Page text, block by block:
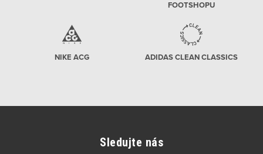
FOOTSHOPU
NIKE ACG ADIDAS CLEAN CLASSICS
Sledujte nás